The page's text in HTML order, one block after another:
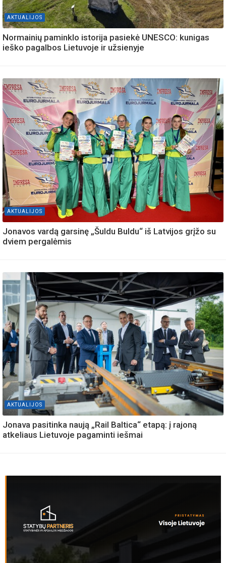
AKTUALIJOS
Normainių paminklo istorija pasiekė UNESCO: kunigas
ieško pagalbos Lietuvoje ir užsienyje
AKTUALIJOS
Jonavos vardą garsinę „Šuldu Buldu“ iš Latvijos grįžo su
dviem pergalėmis
AKTUALIJOS
Jonava pasitinka naują „Rail Baltica“ etapą: į rajoną
atkeliaus Lietuvoje pagaminti iešmai